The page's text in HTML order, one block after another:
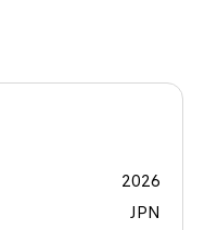
2026
JPN